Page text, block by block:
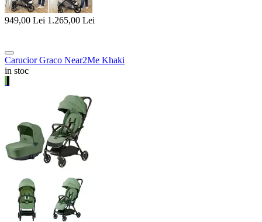
949,00 Lei 1.265,00 Lei
Carucior Graco Near2Me Khaki
in stoc